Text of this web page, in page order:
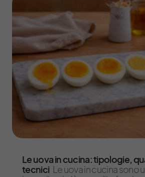
Le uova in cucina: tipologie,
tecnici Le uova in cucina sono